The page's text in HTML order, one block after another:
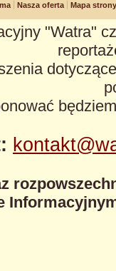
Nasza oferta Mapa strony
"Watra"